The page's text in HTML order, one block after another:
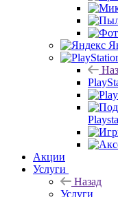
Акции
Услуги
Назад
Услуги